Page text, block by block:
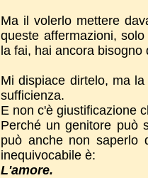
Ma il volerlo mettere
queste affermazioni,
la fai, hai ancora
Mi dispiace dirtelo, ma
sufficienza.
E non c'è giustificazione
Perché un genitore può
può anche non saperlo
inequivocabile è:
L'amore.